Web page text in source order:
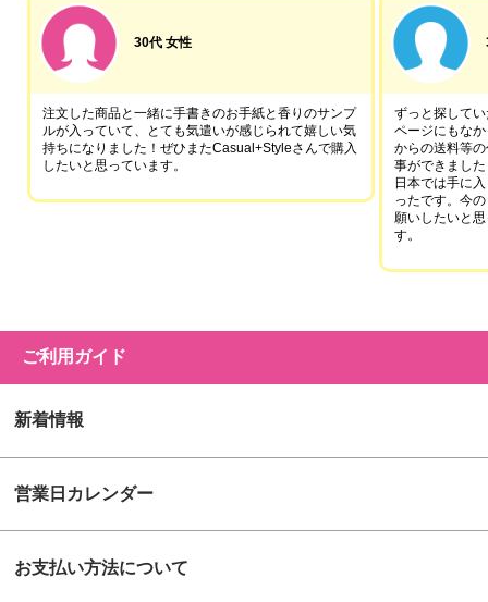
30代 女性
注文した商品と一緒に手書きのお手紙と香りのサンプ
ルが入っていて、とても気遣いが感じられて嬉しい気
持ちになりました！ぜひまたCasual+Styleさんで購入
したいと思っています。
ずっと探して
ページにもな
からの送料等
事ができました
日本では手に
ったです。今
願いしたいと
す。
ご利用ガイド
新着情報
営業日カレンダー
お支払い方法について